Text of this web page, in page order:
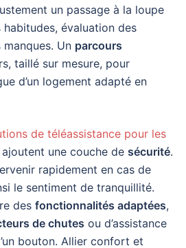
un passage à la loupe
évaluation des
Un parcours
taillé sur mesure, pour
d’un logement adapté en
de téléassistance pour les
ajoutent une couche de sécurité.
rapidement en cas de
le sentiment de tranquillité.
des fonctionnalités adaptées,
de chutes ou d’assistance
bouton. Allier confort et